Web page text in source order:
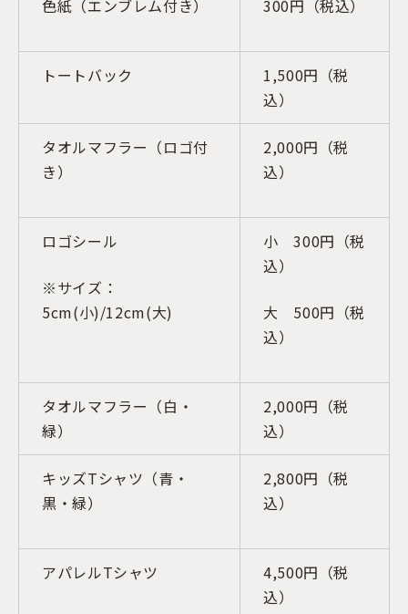
色紙（エンブレム付き） 300円（税込）
トートバック
1,500円（税
込）
タオルマフラー（ロゴ付
き）
2,000円（税
込）
ロゴシール
※サイズ：
5cm(小)/12cm(大)
小 300円（税
込）
大 500円（税
込）
タオルマフラー（白・
緑）
2,000円（税
込）
キッズTシャツ（青・
黒・緑）
2,800円（税
込）
アパレルTシャツ
4,500円（税
込）